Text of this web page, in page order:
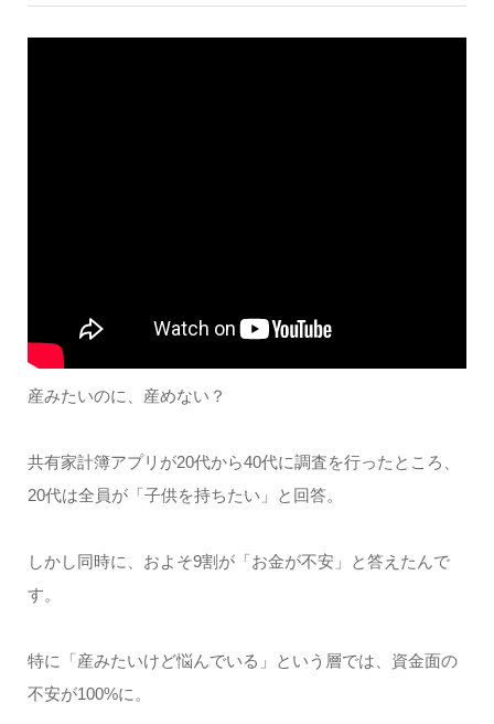
産みたいのに、産めない？
共有家計簿アプリが20代から40代に調査を行ったところ、
20代は全員が「子供を持ちたい」と回答。
しかし同時に、およそ9割が「お金が不安」と答えたんで
す。
特に「産みたいけど悩んでいる」という層では、資金面の
不安が100%に。